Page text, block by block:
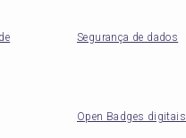
Segurança de dados
Open Badges digitais